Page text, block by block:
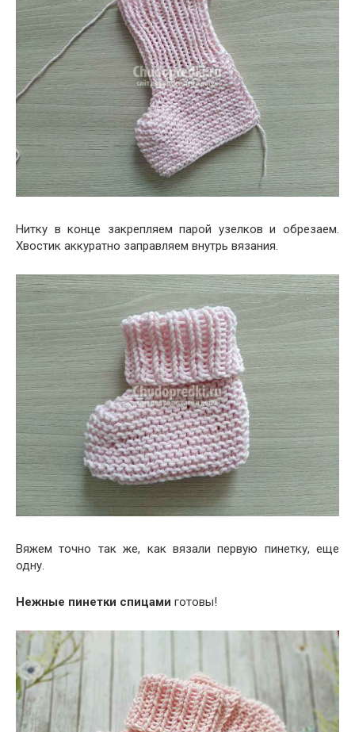
Нитку в конце закрепляем парой узелков и обрезаем.
Хвостик аккуратно заправляем внутрь вязания.
Вяжем точно так же, как вязали первую пинетку, еще
одну.
Нежные пинетки спицами готовы!